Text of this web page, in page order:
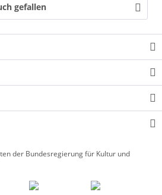
gefallen
der Bundesregierung für Kultur und